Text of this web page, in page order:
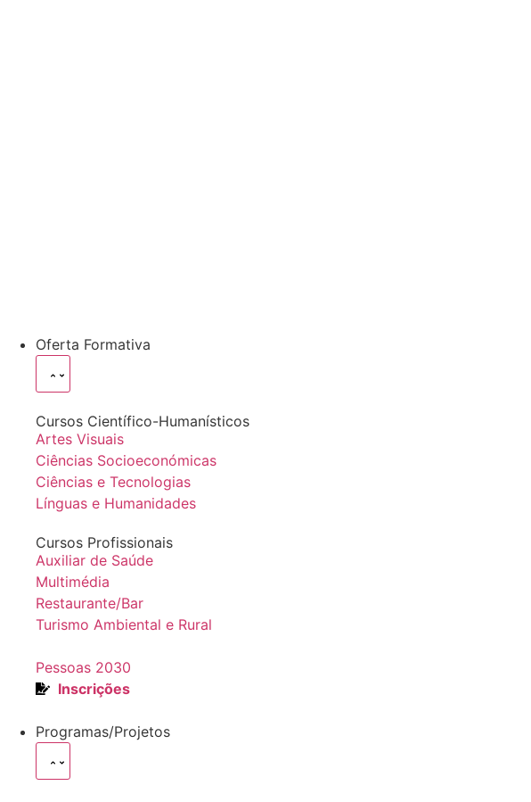
Oferta Formativa
Cursos Científico-Humanísticos
Artes Visuais
Ciências Socioeconómicas
Ciências e Tecnologias
Línguas e Humanidades
Cursos Profissionais
Auxiliar de Saúde
Multimédia
Restaurante/Bar
Turismo Ambiental e Rural
Pessoas 2030
Inscrições
Programas/Projetos